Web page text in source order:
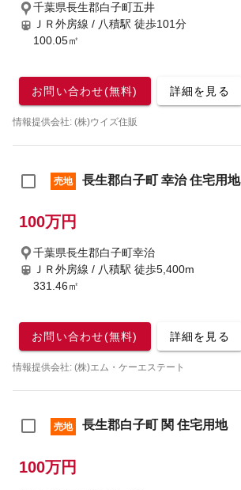
千葉県長生郡白子町五井
ＪＲ外房線 / 八積駅 徒歩101分
100.05㎡
お問い合わせ(無料) 詳細を見る
情報提供会社: (株)ウイズ住販
売地 長生郡白子町 幸治 住宅用地
100万円
千葉県長生郡白子町幸治
ＪＲ外房線 / 八積駅 徒歩5,400m
331.46㎡
お問い合わせ(無料) 詳細を見る
情報提供会社: (株)エム・ケーエステート
売地 長生郡白子町 関 住宅用地
100万円